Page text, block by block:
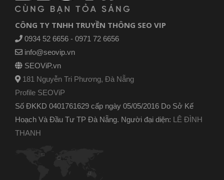
CÔNG TY TNHH TRUYỀN THÔNG SEO VIP
0934 52 6656 - 0971 72 6656
info@seovip.vn
SEOViP.vn
181 Nguyễn Tri Phương, Đà Nẵng
Profile SEOViP
Số ĐKKD 0401761629 cấp ngày 05/05/2016 Do Sở Kế
Hoạch Và Đầu Tư TP Đà Nẵng. Người đại diện: LÊ ĐÌNH
THANH